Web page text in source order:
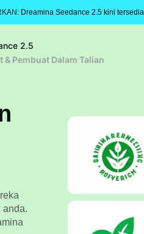
Dreamina Seedance 2.5 kini tersedia
2.5
Pembuat Dalam Talian
anda.